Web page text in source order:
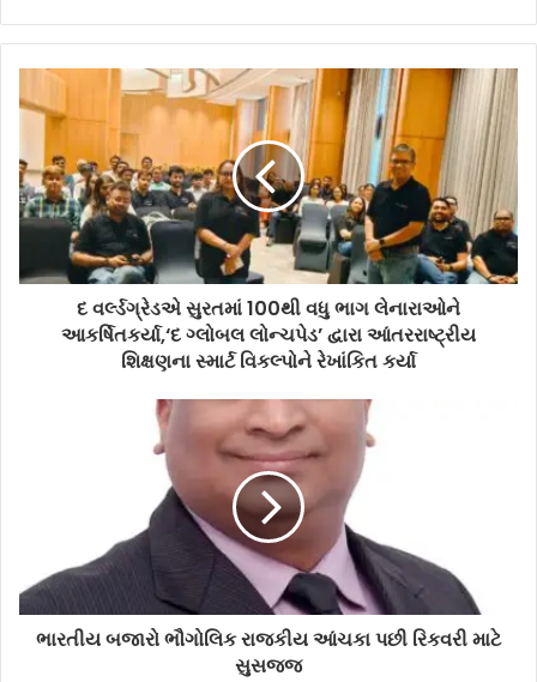
દ વર્લ્ડગ્રેડએ સુરતમાં 100થી વધુ ભાગ લેનારાઓને
આકર્ષિતકર્યા,‘દ ગ્લોબલ લોન્ચપેડ’ દ્વારા આંતરરાષ્ટ્રીય
શિક્ષણના સ્માર્ટ વિકલ્પોને રેખાંકિત કર્યા
ભારતીય બજારો ભૌગોલિક રાજકીય આંચકા પછી રિકવરી માટે
સુસજ્જ